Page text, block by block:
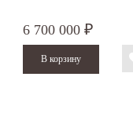
6 700 000 ₽